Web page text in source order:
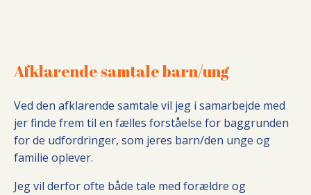
Afklarende samtale barn/ung
Ved den afklarende samtale vil jeg i samarbejde med
jer finde frem til en fælles forståelse for baggrunden
for de udfordringer, som jeres barn/den unge og
familie oplever.
Jeg vil derfor ofte både tale med forældre og